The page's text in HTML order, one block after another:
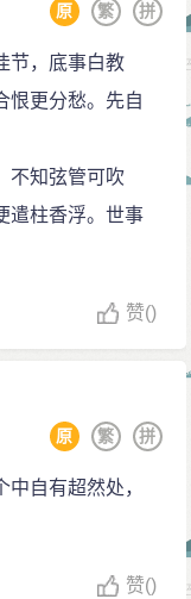
拼
繁
原
节，底事白教
恨更分愁。先自
不知弦管可吹
遣柱香浮。世事
赞()
拼
繁
原
自有超然处，
赞()